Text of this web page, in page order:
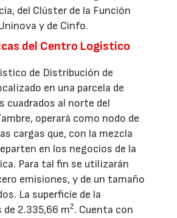
del Clúster de la Función
y de Cinfo.
del Centro Logístico
de Distribución de
en una parcela de
cuadrados al norte del
operará como nodo de
cargas que, con la mezcla
en los negocios de la
Para tal fin se utilizarán
emisiones, y de un tamaño
La superficie de la
2.335,66 m2. Cuenta con